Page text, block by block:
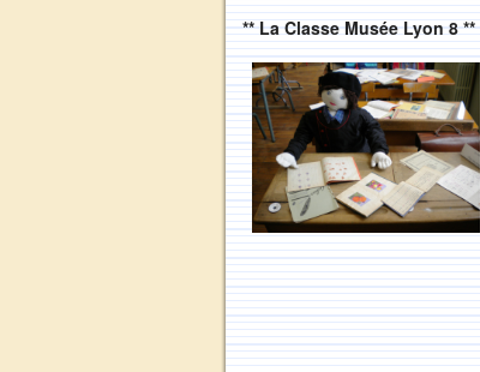
** La Classe Musée Lyon 8 **